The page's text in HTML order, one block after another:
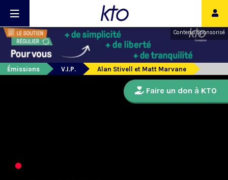
Contenu sponsorisé
Émissions V.I.P. Alan Stivell et Matt Marvane
Faire un don à KTO